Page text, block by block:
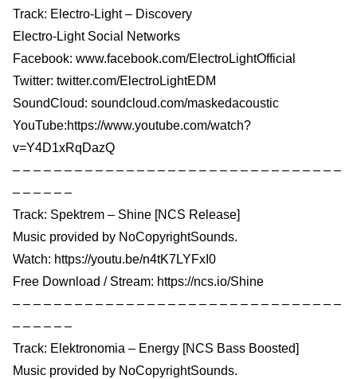
Track: Electro-Light – Discovery
Electro-Light Social Networks
Facebook: www.facebook.com/ElectroLightOfficial
Twitter: twitter.com/ElectroLightEDM
SoundCloud: soundcloud.com/maskedacoustic
YouTube:https://www.youtube.com/watch?
v=Y4D1xRqDazQ
– – – – – – – – – – – – – – – – – – – – – – – – – – – – – – – –
– – – – – –
Track: Spektrem – Shine [NCS Release]
Music provided by NoCopyrightSounds.
Watch: https://youtu.be/n4tK7LYFxI0
Free Download / Stream: https://ncs.io/Shine
– – – – – – – – – – – – – – – – – – – – – – – – – – – – – – – –
– – – – – –
Track: Elektronomia – Energy [NCS Bass Boosted]
Music provided by NoCopyrightSounds.